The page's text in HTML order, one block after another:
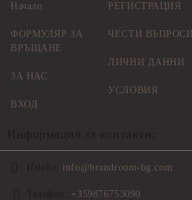
Начало
ФОРМУЛЯР ЗА
ВРЪЩАНЕ
ЗА НАС
ВХОД
РЕГИСТРАЦИЯ
ЧЕСТИ ВЪПРОСИ
ЛИЧНИ ДАННИ
УСЛОВИЯ
info@brandroom-bg.com
+359876753090